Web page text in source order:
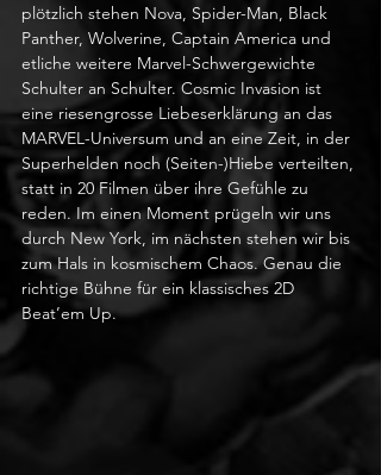
plötzlich stehen Nova, Spider-Man, Black
Panther, Wolverine, Captain America und
etliche weitere Marvel-Schwergewichte
Schulter an Schulter. Cosmic Invasion ist
eine riesengrosse Liebeserklärung an das
MARVEL-Universum und an eine Zeit, in der
Superhelden noch (Seiten-)Hiebe verteilten,
statt in 20 Filmen über ihre Gefühle zu
reden. Im einen Moment prügeln wir uns
durch New York, im nächsten stehen wir bis
zum Hals in kosmischem Chaos. Genau die
richtige Bühne für ein klassisches 2D
Beat’em Up.